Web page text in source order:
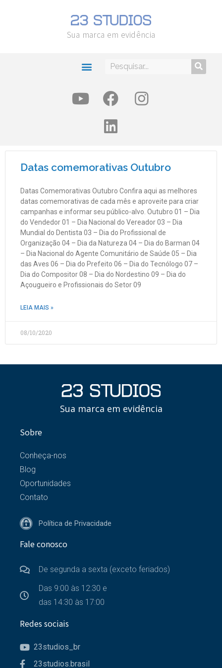
Sua marca em evidência
Datas comemorativas Outubro
Datas Comemorativas Outubro Confira aqui as melhores
datas comemorativas de cada mês e aproveite para criar
campanhas e informar seu público-alvo. Outubro 01 – Dia
do Vendedor 01 – Dia Nacional do Vereador 03 – Dia
Mundial do Dentista 03 – Dia do Profissional de
Organização 04 – Dia da Natureza 04 – Dia do Barman 04
– Dia Nacional do Agente Comunitário de Saúde 05 – Dia
das Aves 06 – Dia do Prefeito 06 – Dia do Tecnólogo 07 –
Dia do Compositor 08 – Dia do Nordestino 09 – Dia do
Açougueiro e Profissionais do Setor 09
LEIA MAIS »
08/10/2020
Sua marca em evidência
Sobre
Conheça-nos
Blog
Oportunidades
Contato
Política de Privacidade
Fale conosco
De segunda a sexta (exceto feriados)
Das 9:00 às 12:30 e
das 14:30 às 17:00
Redes sociais
23studios_br
23studios.brasil